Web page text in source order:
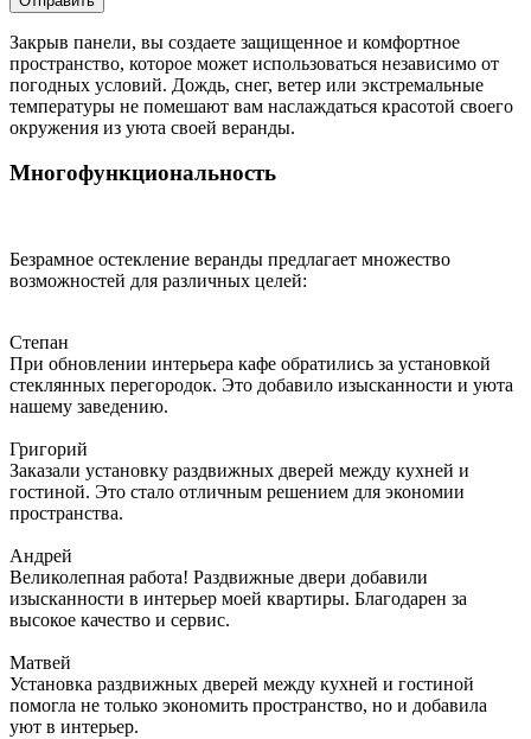
Закрыв панели, вы создаете защищенное и комфортное
пространство, которое может использоваться независимо от
погодных условий. Дождь, снег, ветер или экстремальные
температуры не помешают вам наслаждаться красотой своего
окружения из уюта своей веранды.
Многофункциональность
Безрамное остекление веранды предлагает множество
возможностей для различных целей:
Степан
При обновлении интерьера кафе обратились за установкой
стеклянных перегородок. Это добавило изысканности и уюта
нашему заведению.
Григорий
Заказали установку раздвижных дверей между кухней и
гостиной. Это стало отличным решением для экономии
пространства.
Андрей
Великолепная работа! Раздвижные двери добавили
изысканности в интерьер моей квартиры. Благодарен за
высокое качество и сервис.
Матвей
Установка раздвижных дверей между кухней и гостиной
помогла не только экономить пространство, но и добавила
уют в интерьер.